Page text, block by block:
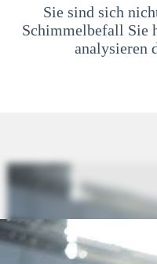
Sie sind sich
Schimmelbefall Sie
analysieren